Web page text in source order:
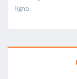
ligne.